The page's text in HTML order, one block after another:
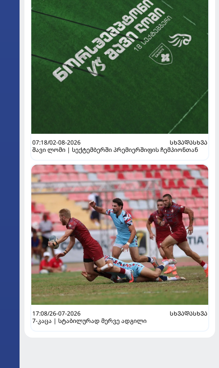
07:18/02-08-2026
ᲡᲮᲕᲐᲓᲐᲡᲮᲕᲐ
შავი ლომი | სექტემბერში პრემიერშიფის ჩემპიონთან
17:08/26-07-2026
ᲡᲮᲕᲐᲓᲐᲡᲮᲕᲐ
7-კაცა | სტაბილურად მერვე ადგილი